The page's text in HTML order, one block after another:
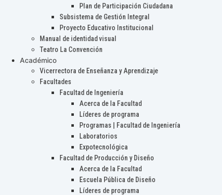
Plan de Participación Ciudadana
Subsistema de Gestión Integral
Proyecto Educativo Institucional
Manual de identidad visual
Teatro La Convención
Académico
Vicerrectora de Enseñanza y Aprendizaje
Facultades
Facultad de Ingeniería
Acerca de la Facultad
Líderes de programa
Programas | Facultad de Ingeniería
Laboratorios
Expotecnológica
Facultad de Producción y Diseño
Acerca de la Facultad
Escuela Pública de Diseño
Líderes de programa